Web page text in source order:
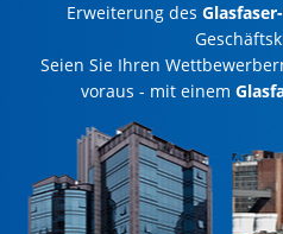
Erweiterung des
Seien Sie Ihren
voraus - mit einem